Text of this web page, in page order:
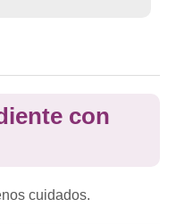
con
cuidados.